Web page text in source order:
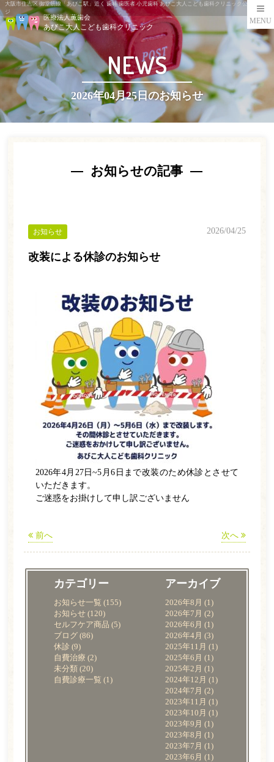
大阪市住吉区 御堂筋線「あびこ駅」近く 歯科 歯医者 小児歯科 あびこ大人こども歯科クリニック公式ペー
ジ
医療法人薫歯会
あびこ大人こども歯科クリニック
MENU
NEWS
2026年04月25日のお知らせ
お知らせの記事
改装による休診のお知らせ
お知らせ 2026/04/25
2026年4月27日~5月6日まで改装のため休診とさせて
いただきます。
ご迷惑をお掛けして申し訳ございません
前へ 次へ
カテゴリー
お知らせ一覧 (155)
お知らせ (120)
セルフケア商品 (5)
ブログ (86)
休診 (9)
自費治療 (2)
未分類 (20)
自費診療一覧 (1)
アーカイブ
2026年8月 (1)
2026年7月 (2)
2026年6月 (1)
2026年4月 (3)
2025年11月 (1)
2025年6月 (1)
2025年2月 (1)
2024年12月 (1)
2024年7月 (2)
2023年11月 (1)
2023年10月 (1)
2023年9月 (1)
2023年8月 (1)
2023年7月 (1)
2023年6月 (1)
ホーム
医師紹介
診療案内
一般歯科
小児歯科
ホワイトニング
訪問歯科
予防歯科
矯正歯科
診療の流れ
院内紹介
よくある質問
アクセス・診療時間
お知らせ一覧
WEB予約
電話をかける